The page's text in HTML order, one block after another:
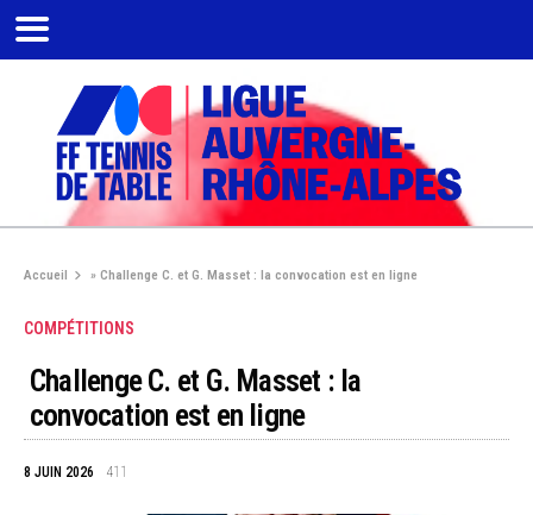
Accueil »Challenge C. et G. Masset : la convocation est en ligne
COMPÉTITIONS
Challenge C. et G. Masset : la
convocation est en ligne
8 JUIN 2026 411